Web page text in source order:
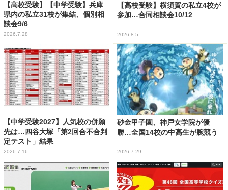
【高校受験】【中学受験】兵庫
県内の私立31校が集結、個別相
談会9/6
2026.7.28
【高校受験】横須賀の私立4校が
参加…合同相談会10/12
2026.8.5
【中学受験2027】人気校の併願
先は…四谷大塚「第2回合不合判
定テスト」結果
2026.7.16
砂金甲子園、神戸女学院が優
勝…全国14校の中高生が腕競う
2026.7.29